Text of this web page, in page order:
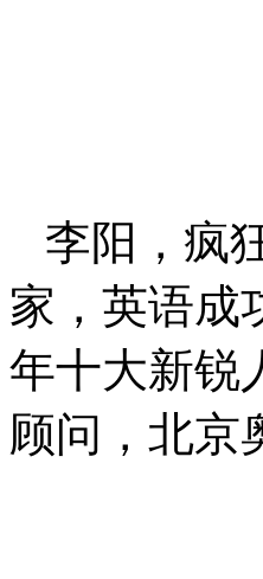
李阳，疯
家，英语成
年十大新锐
顾问，北京